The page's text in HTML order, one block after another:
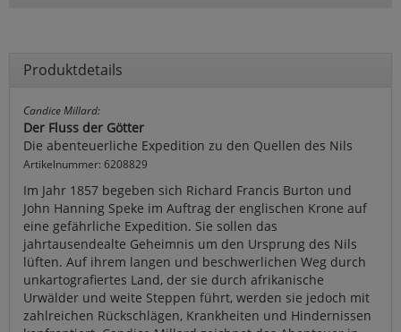
Produktdetails
Candice Millard:
Der Fluss der Götter
Die abenteuerliche Expedition zu den Quellen des Nils
Artikelnummer: 6208829
Im Jahr 1857 begeben sich Richard Francis Burton und
John Hanning Speke im Auftrag der englischen Krone auf
eine gefährliche Expedition. Sie sollen das
jahrtausendealte Geheimnis um den Ursprung des Nils
lüften. Auf ihrem langen und beschwerlichen Weg durch
unkartografiertes Land, der sie durch afrikanische
Urwälder und weite Steppen führt, werden sie jedoch mit
zahlreichen Rückschlägen, Krankheiten und Hindernissen